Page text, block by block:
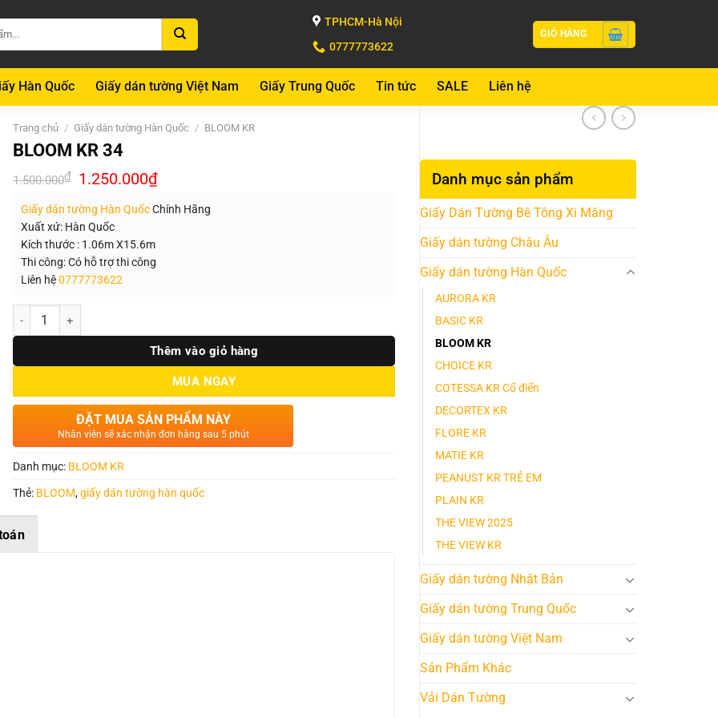
TPHCM-Hà Nội
0777773622
GIỎ HÀNG
Hàn Quốc Giấy dán tường Việt Nam Giấy Trung Quốc Tin tức SALE Liên hệ
Danh mục sản phẩm
Giấy Dán Tường Bê Tông Xi Măng
Giấy dán tường Châu Âu
Giấy dán tường Hàn Quốc
AURORA KR
BASIC KR
BLOOM KR
CHOICE KR
COTESSA KR Cổ điển
DECORTEX KR
FLORE KR
MATIE KR
PEANUST KR TRẺ EM
PLAIN KR
THE VIEW 2025
THE VIEW KR
Giấy dán tường Nhật Bản
Giấy dán tường Trung Quốc
Giấy dán tường Việt Nam
Sản Phẩm Khác
Vải Dán Tường
Trang chủ / Giấy dán tường Hàn Quốc / BLOOM KR
BLOOM KR 34
1.500.000₫ Giá
gốc
1.500.000₫.
1.250.000₫Giá
hiện
là:
Giấy dán tường Hàn QuốcChính Hãng
Xuất xứ: Hàn Quốc
Kích thước : 1.06m X15.6m
Thi công: Có hỗ trợ thi công
Liên hệ0777773622
Số lượng
Thêm vào giỏ hàng
MUA NGAY
ĐẶT MUA SẢN PHẨM NÀY
Nhân viên sẽ xác nhận đơn hàng sau 5 phút
Danh mục: BLOOM KR
Thẻ: BLOOM,giấy dán tường hàn quốc